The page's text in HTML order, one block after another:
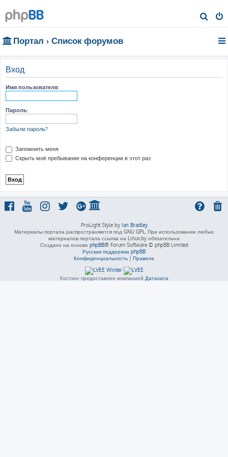
о
Портал Список форумов
Вход
Имя пользователя:
Пароль:
Забыли пароль?
Запомнить меня
Скрыть моё пребывание на конференции в этот раз
ProLight Style by Ian Bradley
Материалы портала распространяются под GNU GPL. При использовании любых
материалов портала ссылка на Linux.by обязательна
Создано на основе phpBB® Forum Software © phpBB Limited
Русская поддержка phpBB
Конфиденциальность | Правила
Хостинг предоставлен компанией Датахата